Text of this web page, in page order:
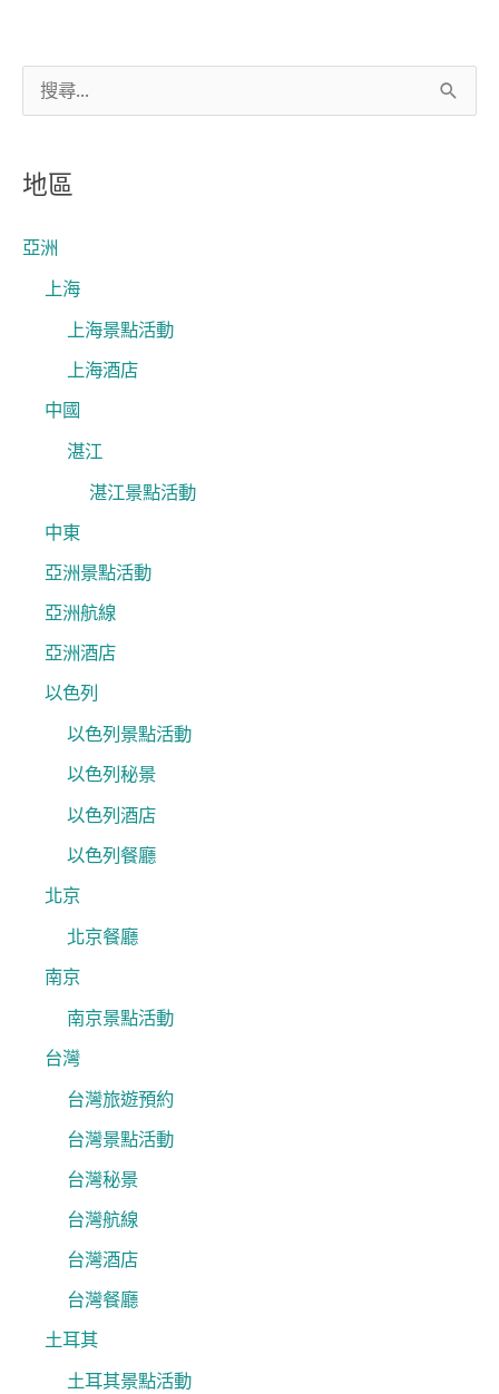
關
鍵
字
地區
亞洲
上海
上海景點活動
上海酒店
中國
湛江
湛江景點活動
中東
亞洲景點活動
亞洲航線
亞洲酒店
以色列
以色列景點活動
以色列秘景
以色列酒店
以色列餐廳
北京
北京餐廳
南京
南京景點活動
台灣
台灣旅遊預約
台灣景點活動
台灣秘景
台灣航線
台灣酒店
台灣餐廳
土耳其
土耳其景點活動